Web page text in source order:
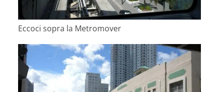
Eccoci sopra la Metromover